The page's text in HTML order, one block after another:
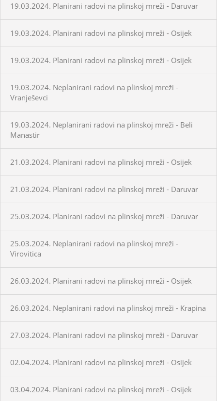
19.03.2024. Planirani radovi na plinskoj mreži - Daruvar
19.03.2024. Planirani radovi na plinskoj mreži - Osijek
19.03.2024. Planirani radovi na plinskoj mreži - Osijek
19.03.2024. Neplanirani radovi na plinskoj mreži -
Vranješevci
19.03.2024. Neplanirani radovi na plinskoj mreži - Beli
Manastir
21.03.2024. Planirani radovi na plinskoj mreži - Osijek
21.03.2024. Planirani radovi na plinskoj mreži - Daruvar
25.03.2024. Planirani radovi na plinskoj mreži - Daruvar
25.03.2024. Neplanirani radovi na plinskoj mreži -
Virovitica
26.03.2024. Planirani radovi na plinskoj mreži - Osijek
26.03.2024. Neplanirani radovi na plinskoj mreži - Krapina
27.03.2024. Planirani radovi na plinskoj mreži - Daruvar
02.04.2024. Planirani radovi na plinskoj mreži - Osijek
03.04.2024. Planirani radovi na plinskoj mreži - Osijek